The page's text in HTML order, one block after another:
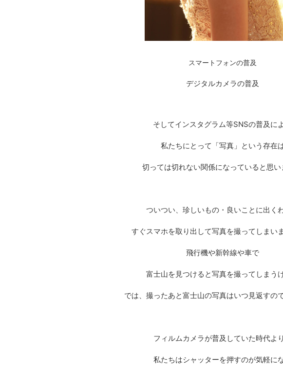
スマートフォンの普及
デジタルカメラの普及
そしてインスタグラム等SNSの普及に
私たちにとって「写真」という存在
切っては切れない関係になっていると思い
ついつい、珍しいもの・良いことに出く
すぐスマホを取り出して写真を撮ってしまいま
飛行機や新幹線や車で
富士山を見つけると写真を撮ってしまう
では、撮ったあと富士山の写真はいつ見返すの
フィルムカメラが普及していた時代よ
私たちはシャッターを押すのが気軽に